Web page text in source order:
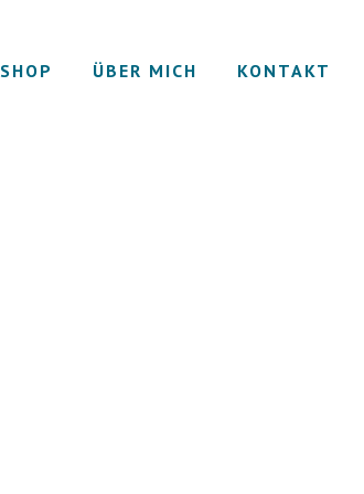
SHOP ÜBER MICH KONTAKT